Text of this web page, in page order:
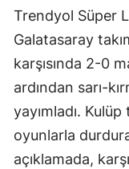
Trendyol Süper
Galatasaray
karşısında 2-0
ardından sarı-
yayımladı.
oyunlarla
açıklamada,